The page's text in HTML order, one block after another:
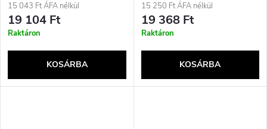
15 043 Ft ÁFA nélkül
19 104 Ft
Raktáron
KOSÁRBA
15 250 Ft ÁFA nélkül
19 368 Ft
Raktáron
KOSÁRBA